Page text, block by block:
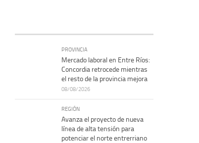
PROVINCIA
Mercado laboral en Entre Ríos:
Concordia retrocede mientras
el resto de la provincia mejora
08/08/2026
REGIÓN
Avanza el proyecto de nueva
línea de alta tensión para
potenciar el norte entrerriano